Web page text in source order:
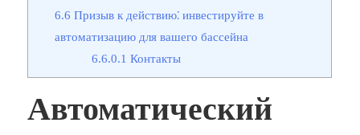
6.6 Призыв к действию⁚ инвестируйте в
автоматизацию для вашего бассейна
6.6.0.1 Контакты
Автоматический